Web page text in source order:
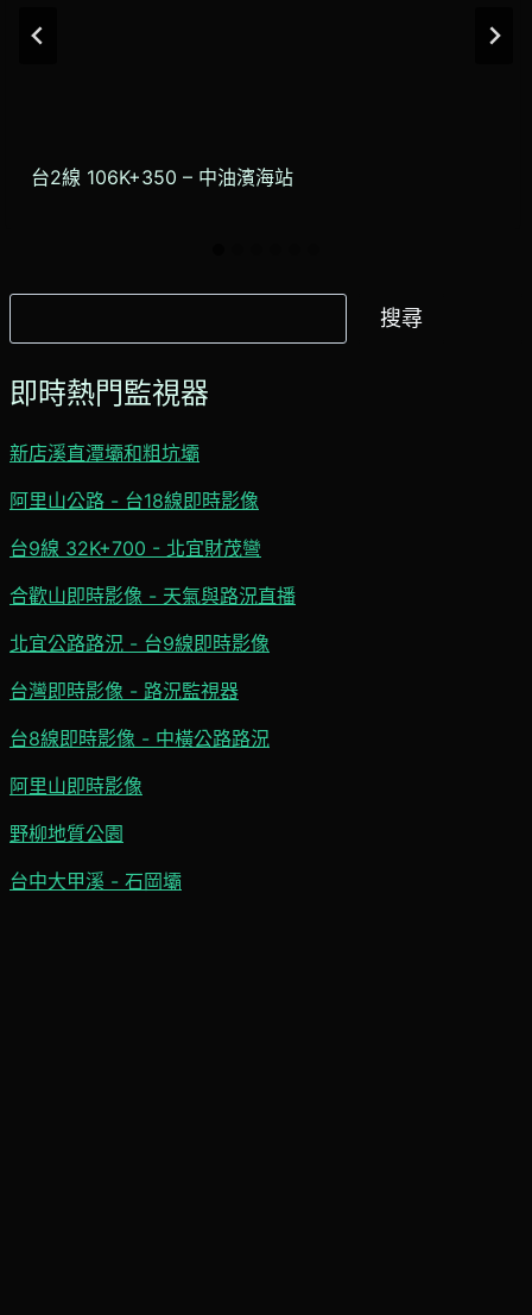
台2線 106K+350 – 中油濱海站
尋
搜尋
即時熱門監視器
新店溪直潭壩和粗坑壩
阿里山公路 - 台18線即時影像
台9線 32K+700 - 北宜財茂彎
合歡山即時影像 - 天氣與路況直播
北宜公路路況 - 台9線即時影像
台灣即時影像 - 路況監視器
台8線即時影像 - 中橫公路路況
阿里山即時影像
野柳地質公園
台中大甲溪 - 石岡壩